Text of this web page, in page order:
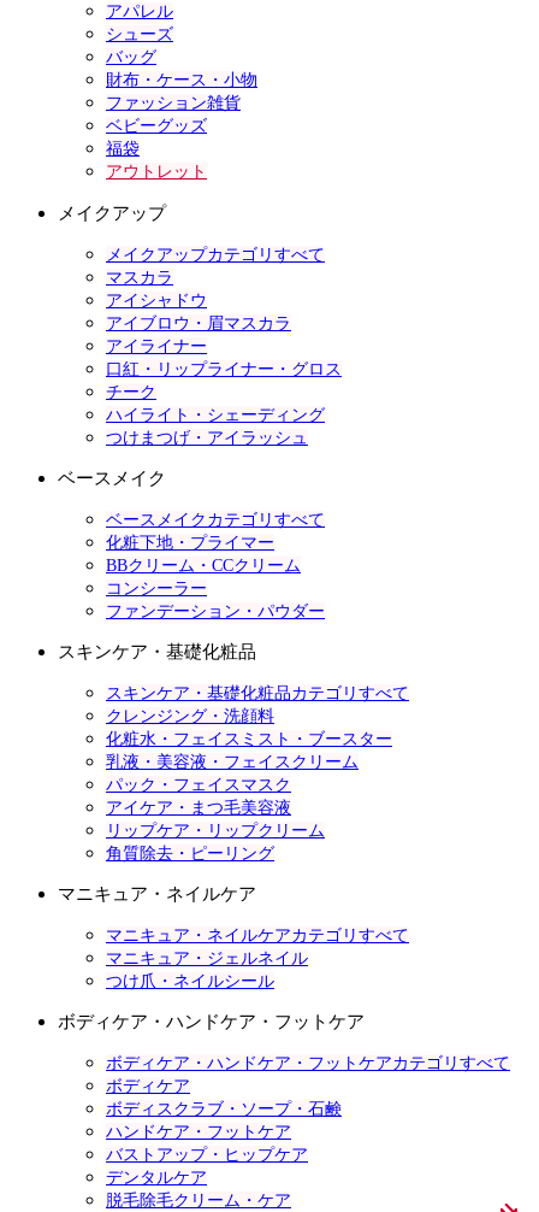
アパレル
シューズ
バッグ
財布・ケース・小物
ファッション雑貨
ベビーグッズ
福袋
アウトレット
メイクアップ
メイクアップカテゴリすべて
マスカラ
アイシャドウ
アイブロウ・眉マスカラ
アイライナー
口紅・リップライナー・グロス
チーク
ハイライト・シェーディング
つけまつげ・アイラッシュ
ベースメイク
ベースメイクカテゴリすべて
化粧下地・プライマー
BBクリーム・CCクリーム
コンシーラー
ファンデーション・パウダー
スキンケア・基礎化粧品
スキンケア・基礎化粧品カテゴリすべて
クレンジング・洗顔料
化粧水・フェイスミスト・ブースター
乳液・美容液・フェイスクリーム
パック・フェイスマスク
アイケア・まつ毛美容液
リップケア・リップクリーム
角質除去・ピーリング
マニキュア・ネイルケア
マニキュア・ネイルケアカテゴリすべて
マニキュア・ジェルネイル
つけ爪・ネイルシール
ボディケア・ハンドケア・フットケア
ボディケア・ハンドケア・フットケアカテゴリすべて
ボディケア
ボディスクラブ・ソープ・石鹸
ハンドケア・フットケア
バストアップ・ヒップケア
デンタルケア
脱毛除毛クリーム・ケア